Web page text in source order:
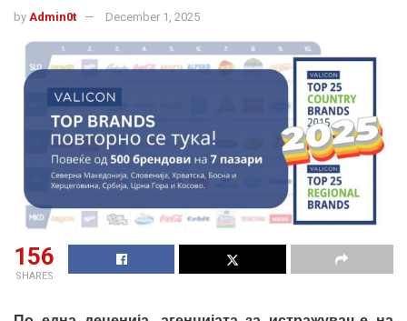
by Admin0t December 1, 2025
156
SHARES